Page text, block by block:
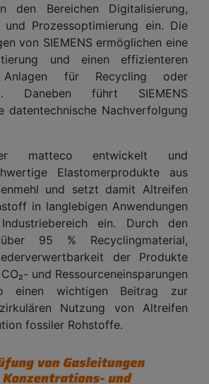
den Bereichen Digitalisierung,
und Prozessoptimierung ein. Die
von SIEMENS ermöglichen eine
und einen effizienteren
für Recycling oder
Daneben führt SIEMENS
datentechnische Nachverfolgung
matteco entwickelt und
Elastomerprodukte aus
und setzt damit Altreifen
in langlebigen Anwendungen
ein. Durch den
95 % Recyclingmaterial,
der Produkte
und Ressourceneinsparungen
einen wichtigen Beitrag zur
Nutzung von Altreifen
fossiler Rohstoffe.